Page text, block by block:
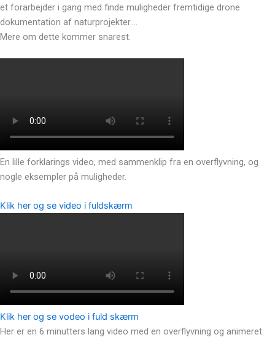
et forarbejder i gang med finde muligheder fremtidige drone
dokumentation af naturprojekter….
Mere om dette kommer snarest.
En lille forklarings video, med sammenklip fra en overflyvning, og
nogle eksempler på muligheder.
Klik her og se video i fuldskærm
Klik her og se vodeo i fuld skærm
Her er en 6 minutters lang video med en overflyvning og animeret